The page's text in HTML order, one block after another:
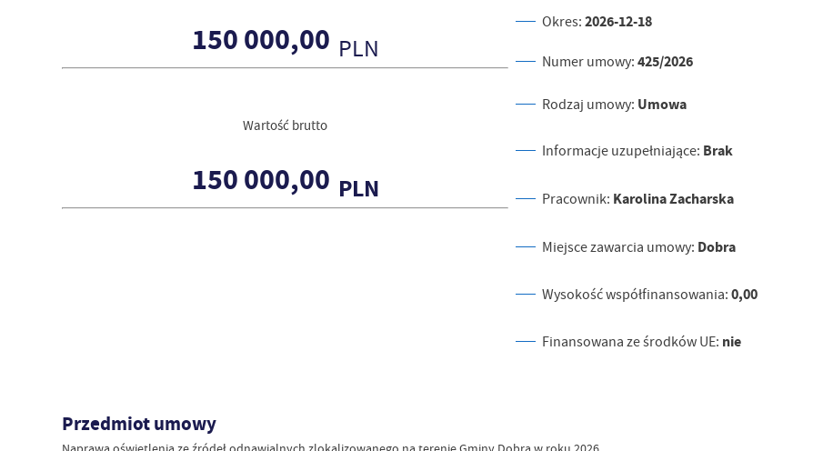
150 000,00 PLN
Okres:2026-12-18
Numer umowy:425/2026
Wartość brutto
150 000,00 PLN
Rodzaj umowy: Umowa
Informacje uzupełniające: Brak
Pracownik: Karolina Zacharska
Miejsce zawarcia umowy: Dobra
Wysokość współfinansowania:0,00
Finansowana ze środków UE: nie
Przedmiot umowy